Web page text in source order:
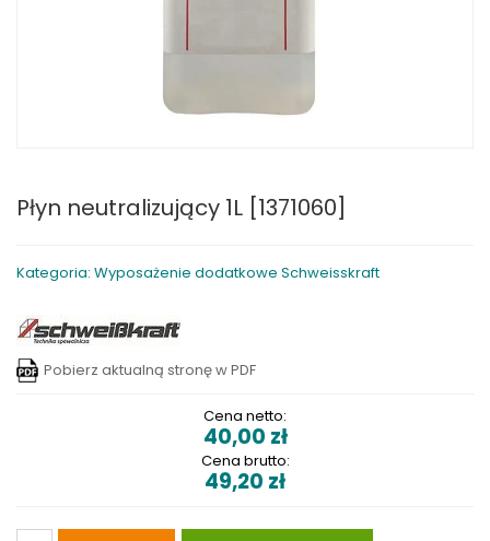
Płyn neutralizujący 1L [1371060]
Kategoria: Wyposażenie dodatkowe Schweisskraft
Pobierz aktualną stronę w PDF
Cena netto:
40,00 zł
Cena brutto:
49,20 zł